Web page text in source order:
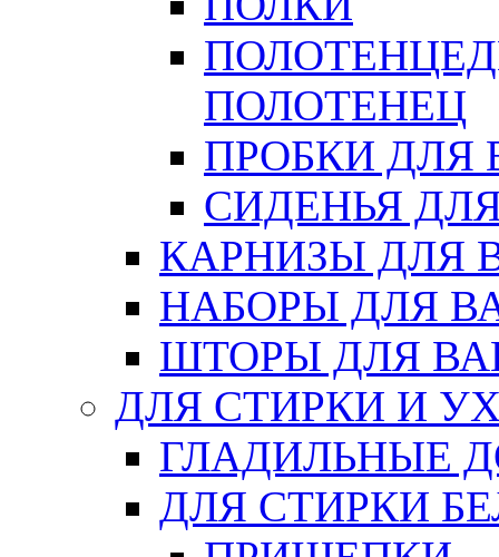
ПОЛОТЕНЕЦ
ПРОБКИ ДЛЯ
СИДЕНЬЯ
КАРНИЗЫ ДЛЯ
НАБОРЫ ДЛЯ
ШТОРЫ ДЛЯ
ДЛЯ СТИРКИ И
ГЛАДИЛЬНЫЕ
ДЛЯ СТИРКИ